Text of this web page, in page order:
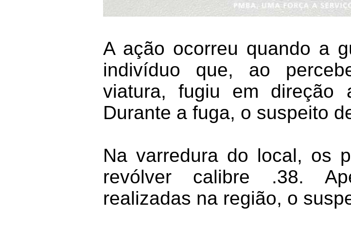
A ação ocorreu quando a
indivíduo que, ao
viatura, fugiu em direção
Durante a fuga, o suspeito
Na varredura do local, os
revólver calibre .38.
realizadas na região, o